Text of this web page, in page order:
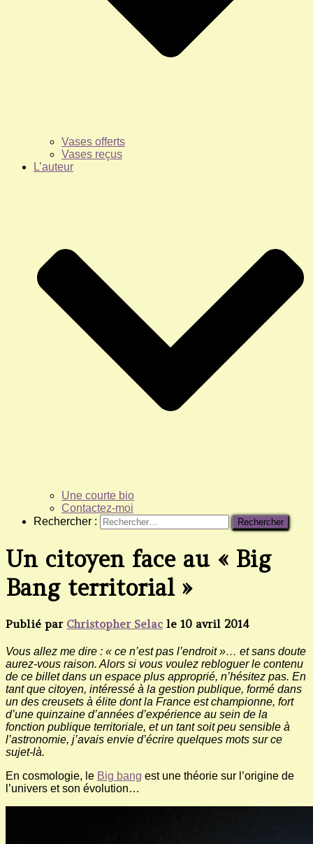
Vases offerts
Vases reçus
L’auteur
Une courte bio
Contactez-moi
Rechercher :
Un citoyen face au « Big
Bang territorial »
Publié par Christopher Selac le 10 avril 2014
Vous allez me dire : « ce n’est pas l’endroit »… et sans doute
aurez-vous raison. Alors si vous voulez rebloguer le contenu
de ce billet dans un espace plus approprié, n’hésitez pas. En
tant que citoyen, intéressé à la gestion publique, formé dans
un des creusets à élite dont la France est championne, fort
d’une quinzaine d’années d’expérience au sein de la
fonction publique territoriale, et un tant soit peu sensible à
l’astronomie, j’avais envie d’écrire quelques mots sur ce
sujet-là.
En cosmologie, le Big bang est une théorie sur l’origine de
l’univers et son évolution…